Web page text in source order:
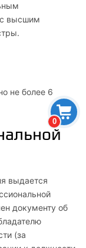
0
высшим
не более 6
выдается
документу об
(за